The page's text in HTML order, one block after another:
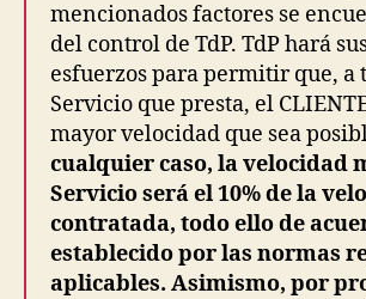
mencionados factores se
del control de TdP. TdP hará
esfuerzos para permitir que, a
Servicio que presta, el
mayor velocidad que sea
cualquier caso, la velocidad
Servicio será el 10% de la
contratada, todo ello de
establecido por las normas
aplicables. Asimismo, por